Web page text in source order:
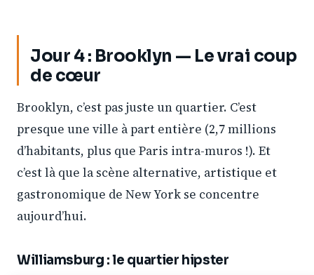
Jour 4 : Brooklyn — Le vrai coup
de cœur
Brooklyn, c’est pas juste un quartier. C’est
presque une ville à part entière (2,7 millions
d’habitants, plus que Paris intra-muros !). Et
c’est là que la scène alternative, artistique et
gastronomique de New York se concentre
aujourd’hui.
Williamsburg : le quartier hipster